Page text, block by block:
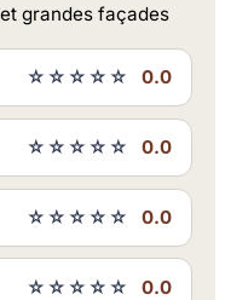
grandes façades
☆☆☆☆☆ 0.0
☆☆☆☆☆ 0.0
☆☆☆☆☆ 0.0
☆☆☆☆☆ 0.0